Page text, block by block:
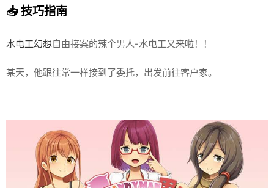
📥 技巧指南
水电工幻想自由接案的辣个男人-水电工又来啦！！
某天，他跟往常一样接到了委托，出发前往客户家。